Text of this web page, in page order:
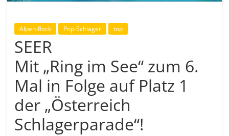
Alpen-Rock Pop-Schlager top
SEER
Mit „Ring im See“ zum 6.
Mal in Folge auf Platz 1
der „Österreich
Schlagerparade“!